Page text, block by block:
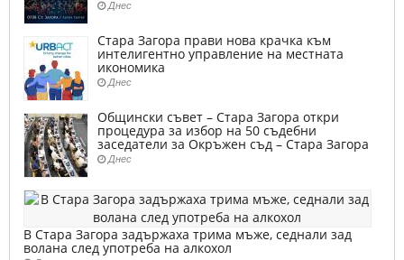
Днес
Стара Загора прави нова крачка към
интелигентно управление на местната
икономика
Днес
Общински съвет – Стара Загора откри
процедура за избор на 50 съдебни
заседатели за Окръжен съд – Стара Загора
Днес
В Стара Загора задържаха трима мъже, седнали зад
волана след употреба на алкохол